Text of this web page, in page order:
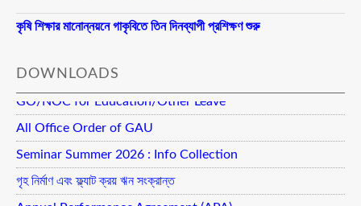
কৃষি শিক্ষার মানোন্নয়নে গাকৃবিতে তিন দিনব্যাপী প্রশিক্ষণ শুরু
DOWNLOADS
GO/NOC for Education/Other Leave
All Office Order of GAU
Seminar Summer 2026 : Info Collection
গৃহ নির্মাণ এবং ফ্ল্যাট ক্রয় ঋন সংক্রান্ত